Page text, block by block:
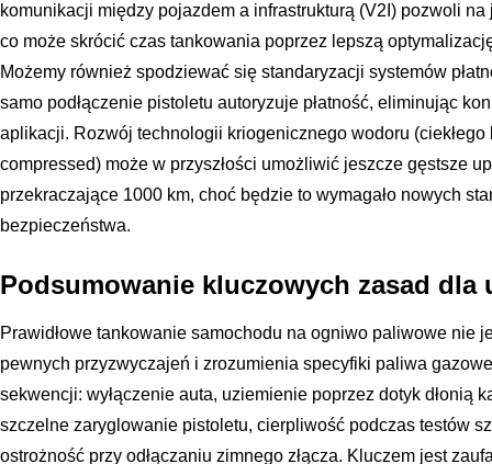
komunikacji między pojazdem a infrastrukturą (V2I) pozwoli
co może skrócić czas tankowania poprzez lepszą
Możemy również spodziewać się standaryzacji systemów
samo podłączenie pistoletu autoryzuje płatność, eliminując
aplikacji. Rozwój technologii kriogenicznego wodoru
compressed) może w przyszłości umożliwić jeszcze gęstsze
przekraczające 1000 km, choć będzie to wymagało nowych
bezpieczeństwa.
Podsumowanie kluczowych zasad dla
Prawidłowe tankowanie samochodu na ogniwo paliwowe nie
pewnych przyzwyczajeń i zrozumienia specyfiki paliwa
sekwencji: wyłączenie auta, uziemienie poprzez dotyk dłonią
szczelne zaryglowanie pistoletu, cierpliwość podczas testów
ostrożność przy odłączaniu zimnego złącza. Kluczem jest